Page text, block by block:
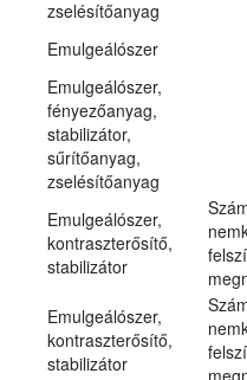
zselésítőanyag
Emulgeálószer
Emulgeálószer,
fényezőanyag,
stabilizátor,
sűrítőanyag,
zselésítőanyag
Emulgeálószer,
kontraszterősítő,
stabilizátor
Emulgeálószer,
kontraszterősítő,
stabilizátor